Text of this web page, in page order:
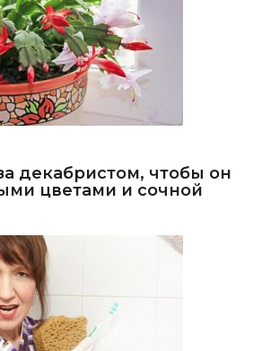
декабристом, чтобы он
цветами и сочной